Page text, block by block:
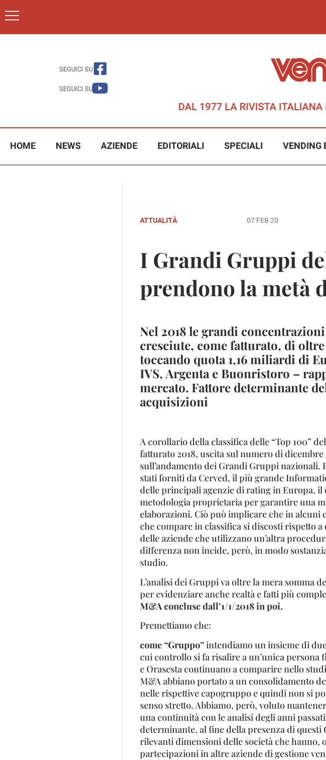
SEGUICI SU
SEGUICI SU
HOME NEWS AZIENDE EDITORIALI SPECIALI VENDING
ATTUALITÀ 07 FEB 20
I Grandi Gruppi
prendono la metà
Nel 2018 le grandi
cresciute, come fatturato, di oltre
toccando quota 1,16 miliardi di
IVS, Argenta e Buonristoro –
mercato. Fattore determinante
acquisizioni
A corollario della classifica delle “Top 100”
fatturato 2018, uscita sul numero di
sull’andamento dei Grandi Gruppi nazionali.
stati forniti da Cerved, il più grande
delle principali agenzie di rating in Europa, il
metodologia proprietaria per garantire una
elaborazioni. Ciò può implicare che in alcuni
che compare in classifica si discosti rispetto
delle aziende che utilizzano un’altra
differenza non incide, però, in modo
studio.
L’analisi dei Gruppi va oltre la mera somma
per evidenziare anche realtà e fatti più
M&A concluse dall’1/1/2018 in poi.
Premettiamo che:
come “Gruppo”intendiamo un insieme di
cui controllo si fa risalire a un’unica persona
e Orasesta continuano a comparire nello
M&A abbiano portato a un consolidamento
nelle rispettive capogruppo e quindi non si
senso stretto. Abbiamo, però, voluto
una continuità con le analisi degli anni
determinante, al fine della presenza di questi
rilevanti dimensioni delle società che hanno,
partecipazioni in altre aziende di gestione